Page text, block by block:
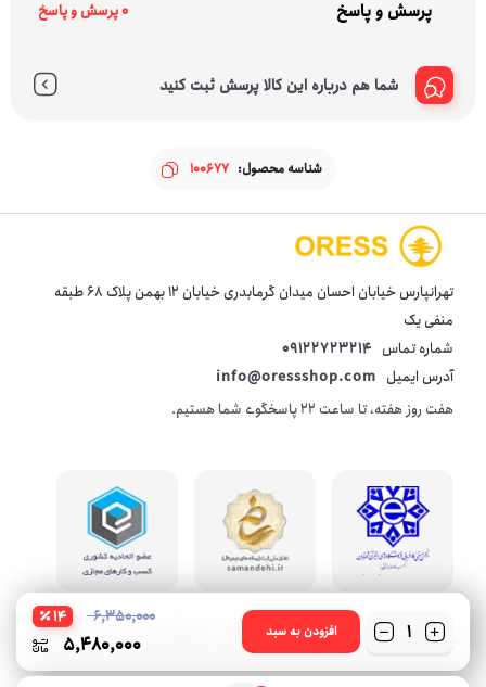
تعداد
افزودن به سبد
6,350,000
5,480,000
14
پرسش و پاسخ 0 پرسش و پاسخ
شما هم درباره این کالا پرسش ثبت کنید
شناسه محصول: 100677
تهرانپارس خیابان احسان میدان گرمابدری خیابان 12 بهمن پلاک 68 طبقه
منفی یک
شماره تماس 09122723214
آدرس ایمیل info@oressshop.com
هفت روز هفته، تا ساعت 22 پاسخگوی شما هستیم.